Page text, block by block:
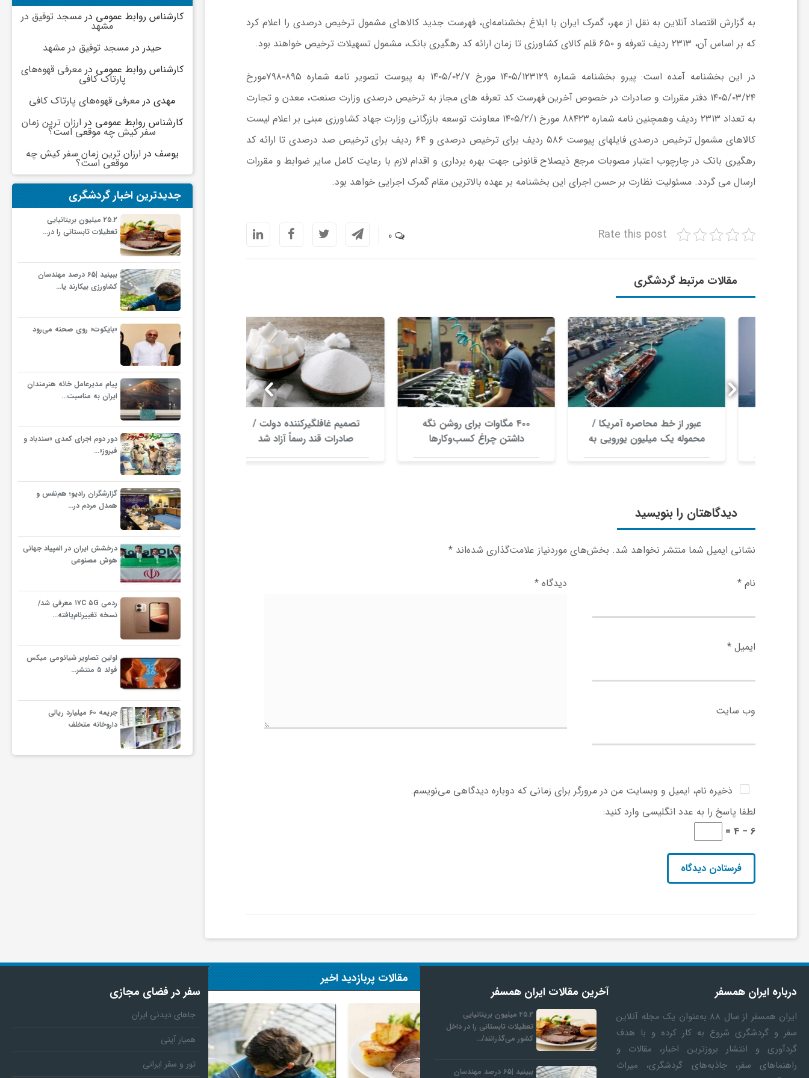
ه
ج
به گزارش اقتصاد آنلاین به نقل از مهر، گمرک ایران با ابلاغ بخشنامه‌ای، فهرست جدید کالاهای مشمول ترخیص درصدی را اعلام کرد
که بر اساس آن، ۲۳۱۳ ردیف تعرفه و ۶۵۰ قلم کالای کشاورزی تا زمان ارائه کد رهگیری بانک، مشمول تسهیلات ترخیص خواهند بود.
در این بخشنامه آمده است: ﭘﯿﺮﻭ ﺑﺨﺸﻨﺎﻣﻪ ﺷﻤﺎﺭﻩ ١٤٠٥/١۲٣١۲۹ ﻣﻮﺭﺥ ١٤٠٥/٠۲/۷ ﺑﻪ ﭘﯿﻮﺳﺖ ﺗﺼﻮﯾﺮ ﻧﺎﻣﻪ ﺷﻤﺎﺭﻩ ۷۹۸٠۸۹٥ﻣﻮﺭﺥ
١٤٠٥/٠٣/۲٤ ﺩﻓﺘﺮ ﻣﻘﺮﺭﺍﺕ ﻭ ﺻﺎﺩﺭﺍﺕ ﺩﺭ ﺧﺼﻮﺹ ﺁﺧﺮﯾﻦ ﻓﻬﺮﺳﺖ ﮐﺪ ﺗﻌﺮﻓﻪ ﻫﺎﯼ ﻣﺠﺎﺯ ﺑﻪ ﺗﺮﺧﯿﺺ ﺩﺭﺻﺪﯼ ﻭﺯﺍﺭﺕ ﺻﻨﻌﺖ، ﻣﻌﺪﻥ ﻭ ﺗﺠﺎﺭﺕ
ﺑﻪ ﺗﻌﺪﺍﺩ ۲٣١٣ ﺭﺩﯾﻒ ﻭﻫﻤﭽﻨﯿﻦ ﻧﺎﻣﻪ ﺷﻤﺎﺭﻩ ۸۸٤۲٣ ﻣﻮﺭﺥ ١٤٠٥/۲/١ ﻣﻌﺎﻭﻧﺖ ﺗﻮﺳﻌﻪ ﺑﺎﺯﺭﮔﺎﻧﯽ ﻭﺯﺍﺭﺕ ﺟﻬﺎﺩ ﮐﺸﺎﻭﺭﺯﯼ ﻣﺒﻨﯽ ﺑﺮ ﺍﻋﻼﻡ ﻟﯿﺴﺖ
ﮐﺎﻻﻫﺎﯼ ﻣﺸﻤﻮﻝ ﺗﺮﺧﯿﺺ ﺩﺭﺻﺪﯼ ﻓﺎﯾﻠﻬﺎﯼ ﭘﯿﻮﺳﺖ ۵۸۶ ﺭﺩﯾﻒ ﺑﺮﺍﯼ ﺗﺮﺧﯿﺺ ﺩﺭﺻﺪﯼ ﻭ ۶۴ ﺭﺩﯾﻒ ﺑﺮﺍﯼ ﺗﺮﺧﯿﺺ ﺻﺪ ﺩﺭﺻﺪﯼ ﺗﺎ ﺍﺭﺍﺋﻪ ﮐﺪ
ﺭﻫﮕﯿﺮﯼ ﺑﺎﻧﮏ ﺩﺭ ﭼﺎﺭﭼﻮﺏ ﺍﻋﺘﺒﺎﺭ ﻣﺼﻮﺑﺎﺕ ﻣﺮﺟﻊ ﺫﯾﺼﻼﺡ ﻗﺎﻧﻮﻧﯽ ﺟﻬﺖ ﺑﻬﺮﻩ ﺑﺮﺩﺍﺭﯼ ﻭ ﺍﻗﺪﺍﻡ ﻻﺯﻡ ﺑﺎ ﺭﻋﺎﯾﺖ ﮐﺎﻣﻞ ﺳﺎﯾﺮ ﺿﻮﺍﺑﻂ ﻭ ﻣﻘﺮﺭﺍﺕ
ﺍﺭﺳﺎﻝ ﻣﯽ ﮔﺮﺩﺩ. ﻣﺴﺌﻮﻟﯿﺖ ﻧﻈﺎﺭﺕ ﺑﺮ ﺣﺴﻦ ﺍﺟﺮﺍﯼ ﺍﯾﻦ ﺑﺨﺸﻨﺎﻣﻪ ﺑﺮ ﻋﻬﺪﻩ ﺑﺎﻻﺗﺮﯾﻦ ﻣﻘﺎﻡ ﮔﻤﺮﮎ ﺍﺟﺮﺍﯾﯽ ﺧﻮﺍﻫﺪ ﺑﻮﺩ.
Rate this post
0
مقالات مرتبط گردشگری
عبور از خط محاصره آمریکا /
محموله یک میلیون یورویی به
ایران رسید
۴۰۰ مگاوات برای روشن نگه
داشتن چراغ کسب‌وکار‌ها
تصمیم غافلگیرکننده دولت /
صادرات قند رسماً آزاد شد
مدنی‌زاده: روش فعلی
قیمت‌گذاری دارو پاسخگو
نیست | همتی: محدودیت
بانکی صادرکنندگان عراق رفع
می‌شود
اختلاف نرخ
دیدگاهتان را بنویسید
نشانی ایمیل شما منتشر نخواهد شد. بخش‌های موردنیاز علامت‌گذاری شده‌اند *
دیدگاه* نام *
ایمیل *
وب‌ سایت
ذخیره نام، ایمیل و وبسایت من در مرورگر برای زمانی که دوباره دیدگاهی می‌نویسم.
لطفا پاسخ را به عدد انگلیسی وارد کنید:
6 − 4 =
کارشناس روابط عمومی درمسجد توفیق در
مشهد
حیدردر مسجد توفیق در مشهد
کارشناس روابط عمومی درمعرفی قهوه‌های
پارتاک کافی
مهدیدر معرفی قهوه‌های پارتاک کافی
کارشناس روابط عمومی در ارزان ترین زمان
سفر کیش چه موقعی است؟
یوسف در ارزان ترین زمان سفر کیش چه
موقعی است؟
جدیدترین اخبار گردشگری
۲۵.۲ میلیون بریتانیایی
تعطیلات تابستانی را در…
ببینید |65 درصد مهندسان
کشاورزی بیکارند یا…
«بایکوت» روی صحنه می‌رود
پیام مدیرعامل خانه هنرمندان
ایران به مناسبت…
دور دوم اجرای کمدی «سندباد و
فیروز»…
گزارشگران رادیو؛ هم‌نفس و
همدل مردم در…
درخشش ایران در المپیاد جهانی
هوش مصنوعی
ردمی ۱۷C ۵G معرفی شد/
نسخه تغییرنام‌یافته…
اولین تصاویر شیائومی میکس
فولد ۵ منتشر…
جریمه ۶۰ میلیارد ریالی
داروخانه متخلف
درباره ایران همسفر
ایران همسفر
از سال ۸۸ به‎‌عنوان یک مجله آنلاین
سفر و گردشگری شروع به کار کرده و با هدف
گردآوری و انتشار بروزترین اخبار، مقالات و
راهنماهای سفر، جاذبه‌های گردشگری، میراث
آخرین مقالات ایران همسفر
۲۵.۲ میلیون بریتانیایی
تعطیلات تابستانی را در داخل
کشور می‌گذرانند/…
ببینید |65 درصد مهندسان
مقالات پربازدید اخیر
سفر در فضای مجازی
جاهای دیدنی ایران
همیار آیتی
تور و سفر ایرانی